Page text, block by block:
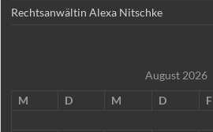
Rechtsanwältin Alexa Nitschke
August 2026
M
D M D F